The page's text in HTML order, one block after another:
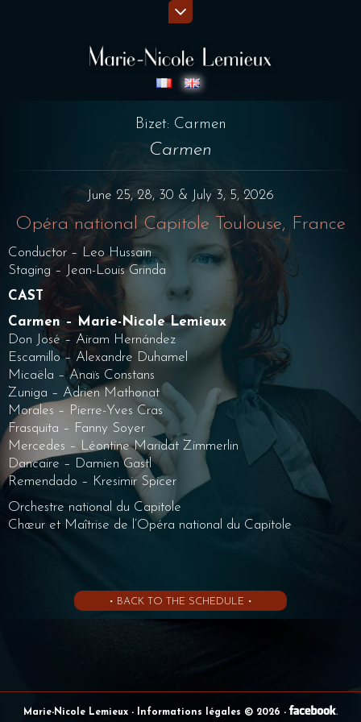
Bizet: Carmen
Carmen
June 25, 28, 30 & July 3, 5, 2026
Opéra national Capitole Toulouse, France
Conductor – Leo Hussain
Staging – Jean-Louis Grinda
CAST
Carmen – Marie-Nicole Lemieux
Don José – Airam Hernández
Escamillo – Alexandre Duhamel
Micaëla – Anaïs Constans
Zuniga – Adrien Mathonat
Morales – Pierre-Yves Cras
Frasquita – Fanny Soyer
Mercedes – Léontine Maridat Zimmerlin
Dancaire – Damien Gastl
Remendado – Kresimir Spicer
Orchestre national du Capitole
Chœur et Maîtrise de l’Opéra national du Capitole
• BACK TO THE SCHEDULE •
Marie-Nicole Lemieux - Informations légales © 2026 -